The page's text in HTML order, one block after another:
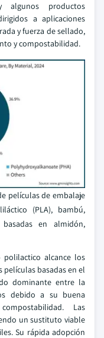
algunos productos
a aplicaciones
y fuerza de sellado,
y compostabilidad.
películas de embalaje
(PLA), bambú,
basadas en almidón,
polilactico alcance los
películas basadas en el
dominante entre la
debido a su buena
Las
un sustituto viable
Su rápida adopción